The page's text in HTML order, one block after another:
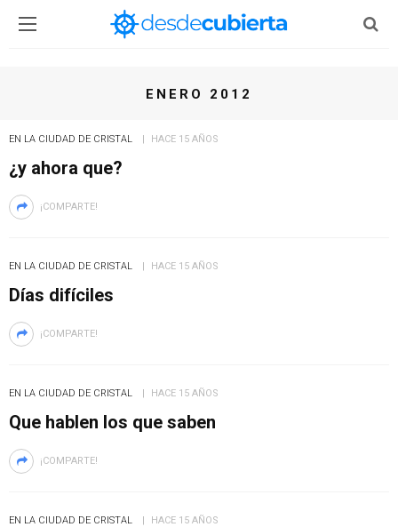
ENERO 2012
EN LA CIUDAD DE CRISTAL HACE 15 AÑOS
¿y ahora que?
¡COMPARTE!
EN LA CIUDAD DE CRISTAL HACE 15 AÑOS
Días difíciles
¡COMPARTE!
EN LA CIUDAD DE CRISTAL HACE 15 AÑOS
Que hablen los que saben
¡COMPARTE!
EN LA CIUDAD DE CRISTAL HACE 15 AÑOS